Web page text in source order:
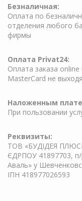
Безналичная:
Оплата по
отделения любого
фирмы
Оплата Privat24:
Оплата заказа
MasterCard не
Наложенным
При пользовании
Реквизиты:
ТОВ «БУДІДЕЯ ПЛЮС»
ЄДРПОУ 41897703,
Аваль» у
ІПН 418977026593